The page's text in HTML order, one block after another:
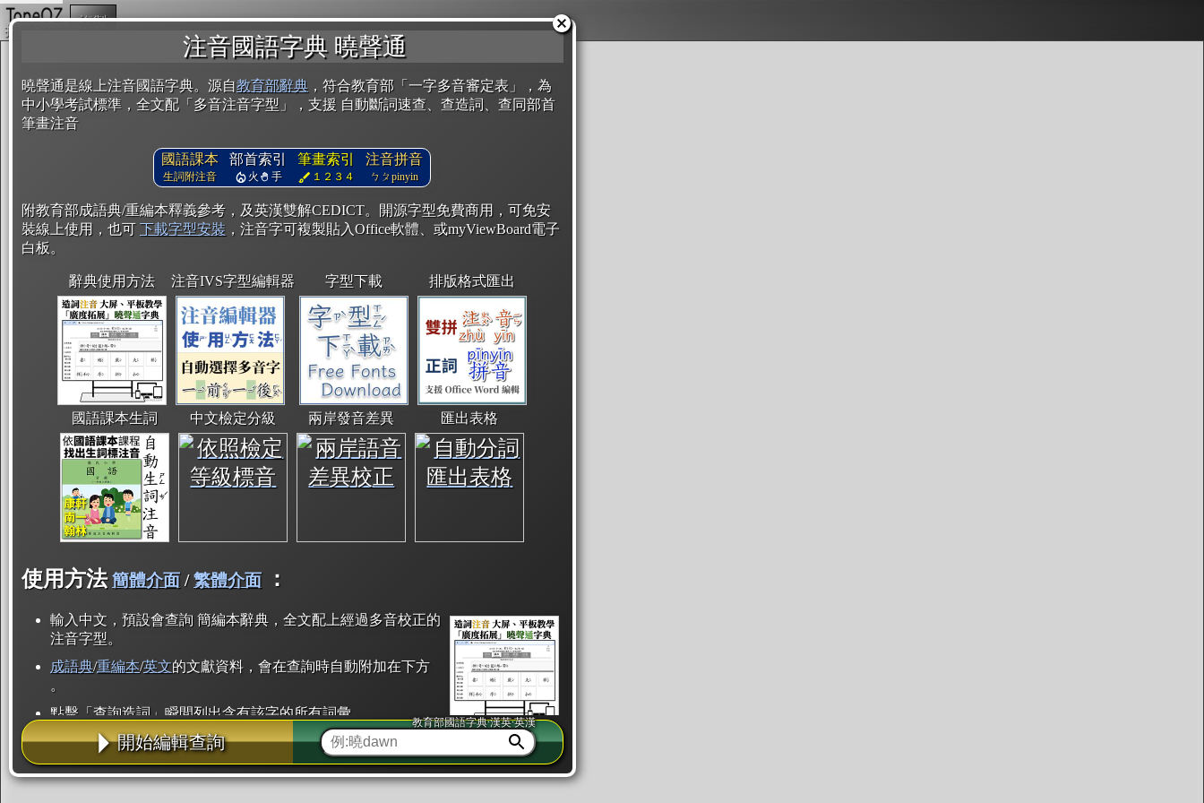
注音國語字典 曉聲通
曉聲通是線上注音國語字典。源自教育部辭典 ，符合教育部「一字多音審定表」，為
中小學考試標準，全文配「多音注音字型」，支援 自動斷詞速查、查造詞、查同部首
筆畫注音
國語課本
生詞附注音
部首索引
火 手
筆畫索引
１２３４
注音拼音
ㄅㄆpinyin
附教育部成語典/重編本釋義參考，及英漢雙解CEDICT。開源字型免費商用，可免安
裝線上使用，也可 下載字型安裝 ，注音字可複製貼入Office軟體、或myViewBoard電子
白板。
辭典使用方法 注音IVS字型編輯器 字型下載 排版格式匯出
國語課本生詞 中文檢定分級 兩岸發音差異 匯出表格
使用方法 簡體介面/繁體介面 ：
輸入中文，預設會查詢 簡編本辭典，全文配上經過多音校正的
注音字型。
成語典/重編本/英文的文獻資料，會在查詢時自動附加在下方
。
點擊「查詢造詞」瞬間列出含有該字的所有詞彙。
點「部首」瞬間列出所有「同部首字」。也支援查詢「同注音」或「同筆畫」。
辭典解釋的全文都經過自動斷詞，點擊便可瞬間「連續查詢」此字詞的解釋，不
用手動重複輸入。
開始編輯查詢
教育部國語字典·漢英·英漢
複製